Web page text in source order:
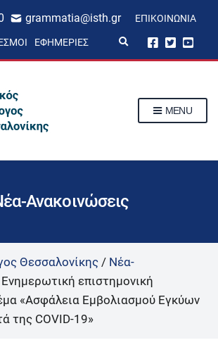
grammatia@isth.gr ΕΠΙΚΟΙΝΩΝΊΑ
ΕΦΗΜΕΡΊΕΣ
p
m
MENU
Ανακοινώσεις
Θεσσαλονίκης / Νέα-
Ενημερωτική επιστημονική
«Ασφάλεια Εμβολιασμού Εγκύων
της COVID-19»